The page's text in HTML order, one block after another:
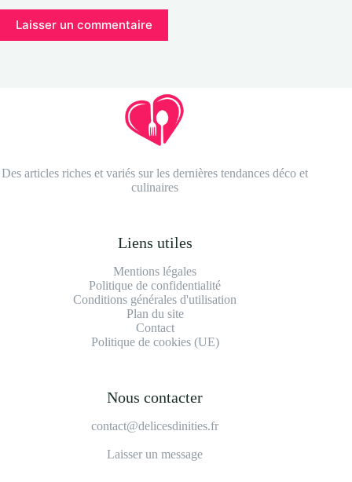
Laisser un commentaire
Des articles riches et variés sur les dernières tendances déco et
culinaires
Liens utiles
Mentions légales
Politique de confidentialité
Conditions générales d'utilisation
Plan du site
Contact
Politique de cookies (UE)
Nous contacter
contact@delicesdinities.fr
Laisser un message